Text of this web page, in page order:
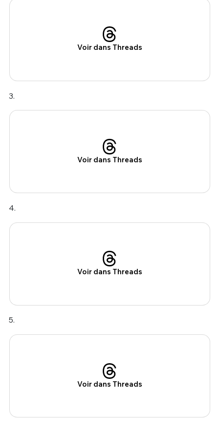
Voir dans Threads
3.
Voir dans Threads
4.
Voir dans Threads
5.
Voir dans Threads